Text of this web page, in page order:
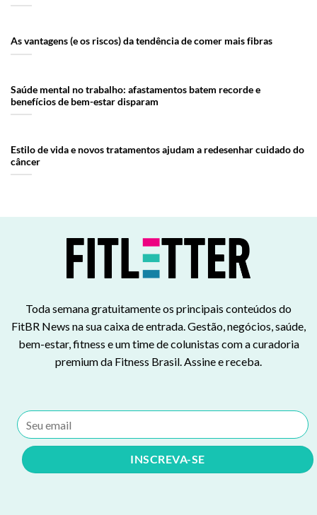
As vantagens (e os riscos) da tendência de comer mais fibras
Saúde mental no trabalho: afastamentos batem recorde e
benefícios de bem-estar disparam
Estilo de vida e novos tratamentos ajudam a redesenhar cuidado do
câncer
Toda semana gratuitamente os principais conteúdos do
FitBR News na sua caixa de entrada. Gestão, negócios, saúde,
bem-estar, fitness e um time de colunistas com a curadoria
premium da Fitness Brasil. Assine e receba.